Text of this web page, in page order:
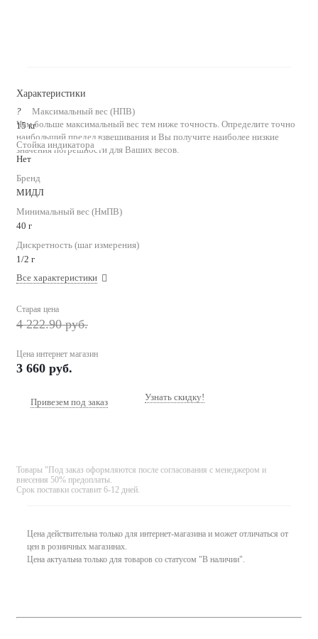
Характеристики
?
Чем больше максимальный вес тем ниже точность. Определите точно
наибольший предел взвешивания и Вы получите наиболее низкие
значения погрешности для Ваших весов.
Максимальный вес (НПВ)
15 кг
Стойка индикатора
Нет
Бренд
МИДЛ
Минимальный вес (НмПВ)
40 г
Дискретность (шаг измерения)
1/2 г
Все характеристики
Старая цена
4 222.90руб.
Цена интернет магазин
3 660 руб.
Привезем под заказ Узнать скидку!
Товары "Под заказ оформляются после согласования с менеджером и
внесения 50% предоплаты.
Срок поставки составит 6-12 дней.
Цена действительна только для интернет-магазина и может отличаться от
цен в розничных магазинах.
Цена актуальна только для товаров со статусом "В наличии".